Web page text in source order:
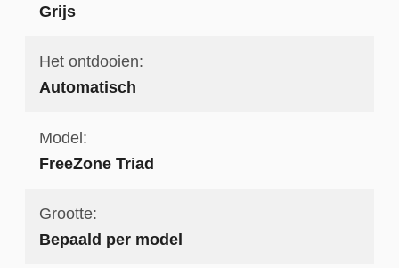
Grijs
Het ontdooien:
Automatisch
Model:
FreeZone Triad
Grootte:
Bepaald per model